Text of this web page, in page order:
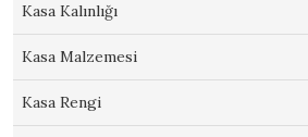
Kasa Kalınlığı
Kasa Malzemesi
Kasa Rengi